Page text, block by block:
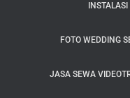
FOTO WEDDING
JASA SEWA